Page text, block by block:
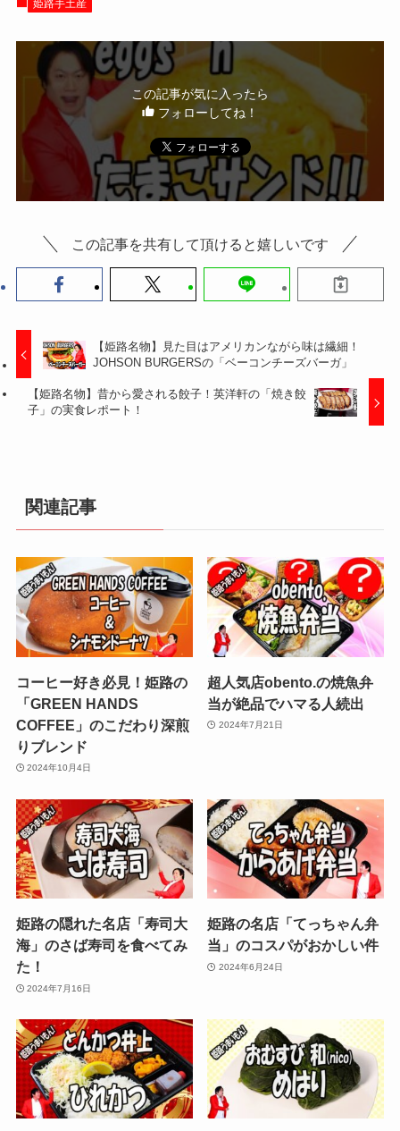
姫路手土産
この記事が気に入ったら
フォローしてね！
この記事を共有して頂けると嬉しいです
【姫路名物】見た目はアメリカンながら味は繊細！
JOHSON BURGERSの「ベーコンチーズバーガ」
【姫路名物】昔から愛される餃子！英洋軒の「焼き餃
子」の実食レポート！
関連記事
コーヒー好き必見！姫路の
「GREEN HANDS
COFFEE」のこだわり深煎
りブレンド
2024年10月4日
超人気店obento.の焼魚弁
当が絶品でハマる人続出
2024年7月21日
姫路の隠れた名店「寿司大
海」のさば寿司を食べてみ
た！
2024年7月16日
姫路の名店「てっちゃん弁
当」のコスパがおかしい件
2024年6月24日